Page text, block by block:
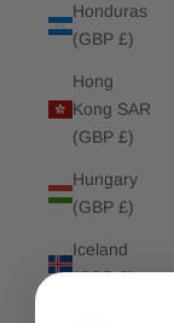
Honduras
(GBP £)
Hong
Kong SAR
(GBP £)
Hungary
(GBP £)
Iceland
(GBP £)